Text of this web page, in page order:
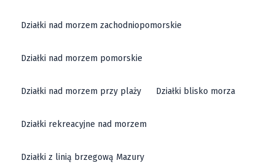
Działki nad morzem zachodniopomorskie
Działki nad morzem pomorskie
Działki nad morzem przy plaży Działki blisko morza
Działki rekreacyjne nad morzem
Działki z linią brzegową Mazury